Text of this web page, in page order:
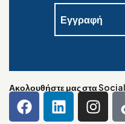
Ακολουθήστε μας στα Social